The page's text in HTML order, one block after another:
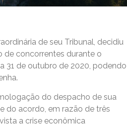
de seu Tribunal, decidiu
de concorrentes durante o
31 de outubro de 2020, podendo
do despacho de sua
do acordo, em razão de três
a crise econômica